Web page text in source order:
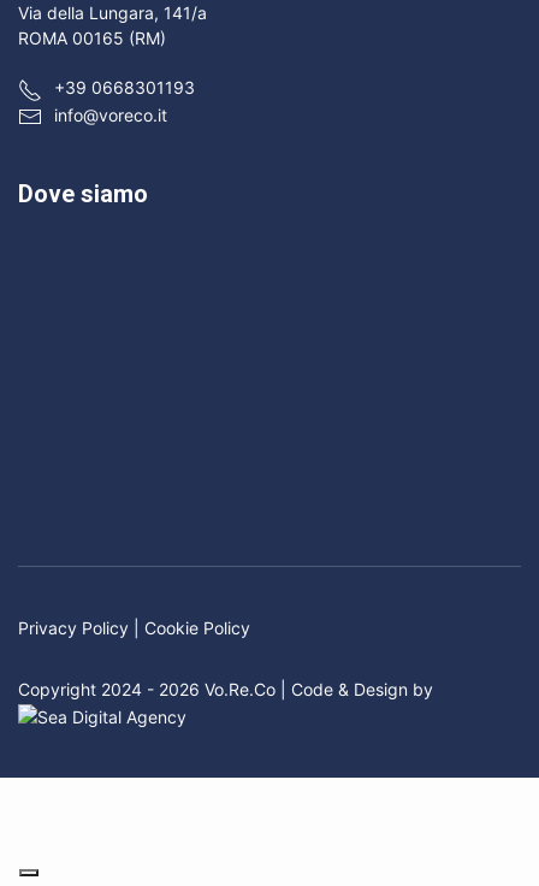
Via della Lungara, 141/a
ROMA 00165 (RM)
+39 0668301193
info@voreco.it
Dove siamo
Privacy Policy Cookie Policy
Copyright 2024 - 2026 Vo.Re.Co | Code & Design by